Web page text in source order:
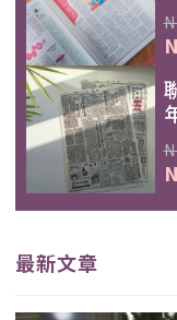
最新文章